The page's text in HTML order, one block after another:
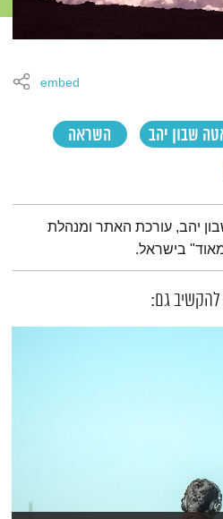
שבון יהב
השראה
embed
יהב, עורכת האתר ומנהלת
בישראל.
להקשיב גם: